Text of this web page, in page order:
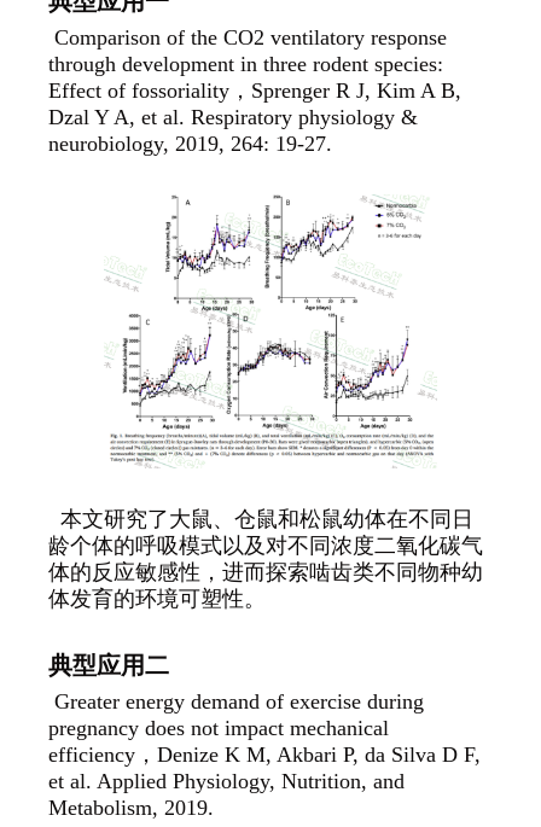
Comparison of the CO2 ventilatory response
through development in three rodent species:
Effect of fossoriality，Sprenger R J, Kim A B,
Dzal Y A, et al. Respiratory physiology &
neurobiology, 2019, 264: 19-27.
本文研究了大鼠、仓鼠和松鼠幼体在不同日
龄个体的呼吸模式以及对不同浓度二氧化碳气
体的反应敏感性，进而探索啮齿类不同物种幼
体发育的环境可塑性。
典型应用二
Greater energy demand of exercise during
pregnancy does not impact mechanical
efficiency，Denize K M, Akbari P, da Silva D F,
et al. Applied Physiology, Nutrition, and
Metabolism, 2019.